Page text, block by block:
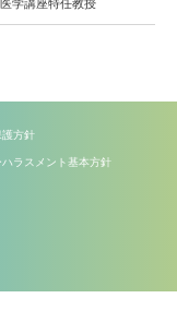
学講座特任教授
護方針
ハラスメント基本方針